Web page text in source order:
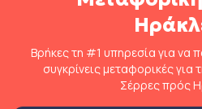
Βρήκες τη #1 υπηρεσία για να
συγκρίνεις μεταφορικές
Σέρρες πρός